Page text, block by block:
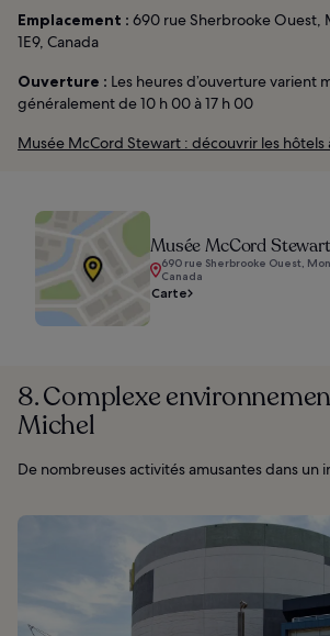
Emplacement : 690 rue Sherbrooke Ouest,
1E9, Canada
Ouverture : Les heures d’ouverture varient
généralement de 10 h 00 à 17 h 00
Musée McCord Stewart : découvrir les hôtels
Musée McCord Stewart
690 rue Sherbrooke Ouest,
Canada
Carte
8. Complexe
Michel
De nombreuses activités amusantes dans un